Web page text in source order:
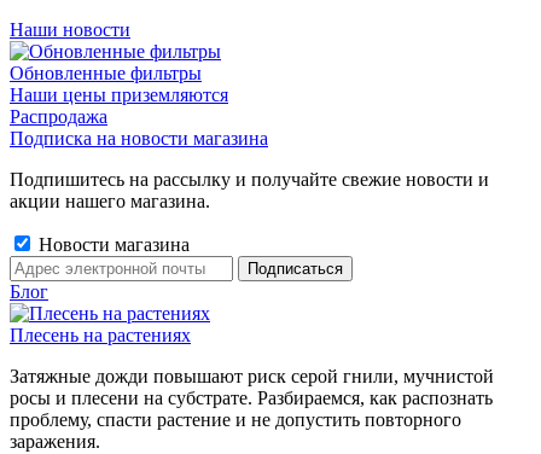
Наши новости
Обновленные фильтры
Наши цены приземляются
Распродажа
Подписка на новости магазина
Подпишитесь на рассылку и получайте свежие новости и
акции нашего магазина.
Новости магазина
Блог
Плесень на растениях
Затяжные дожди повышают риск серой гнили, мучнистой
росы и плесени на субстрате. Разбираемся, как распознать
проблему, спасти растение и не допустить повторного
заражения.